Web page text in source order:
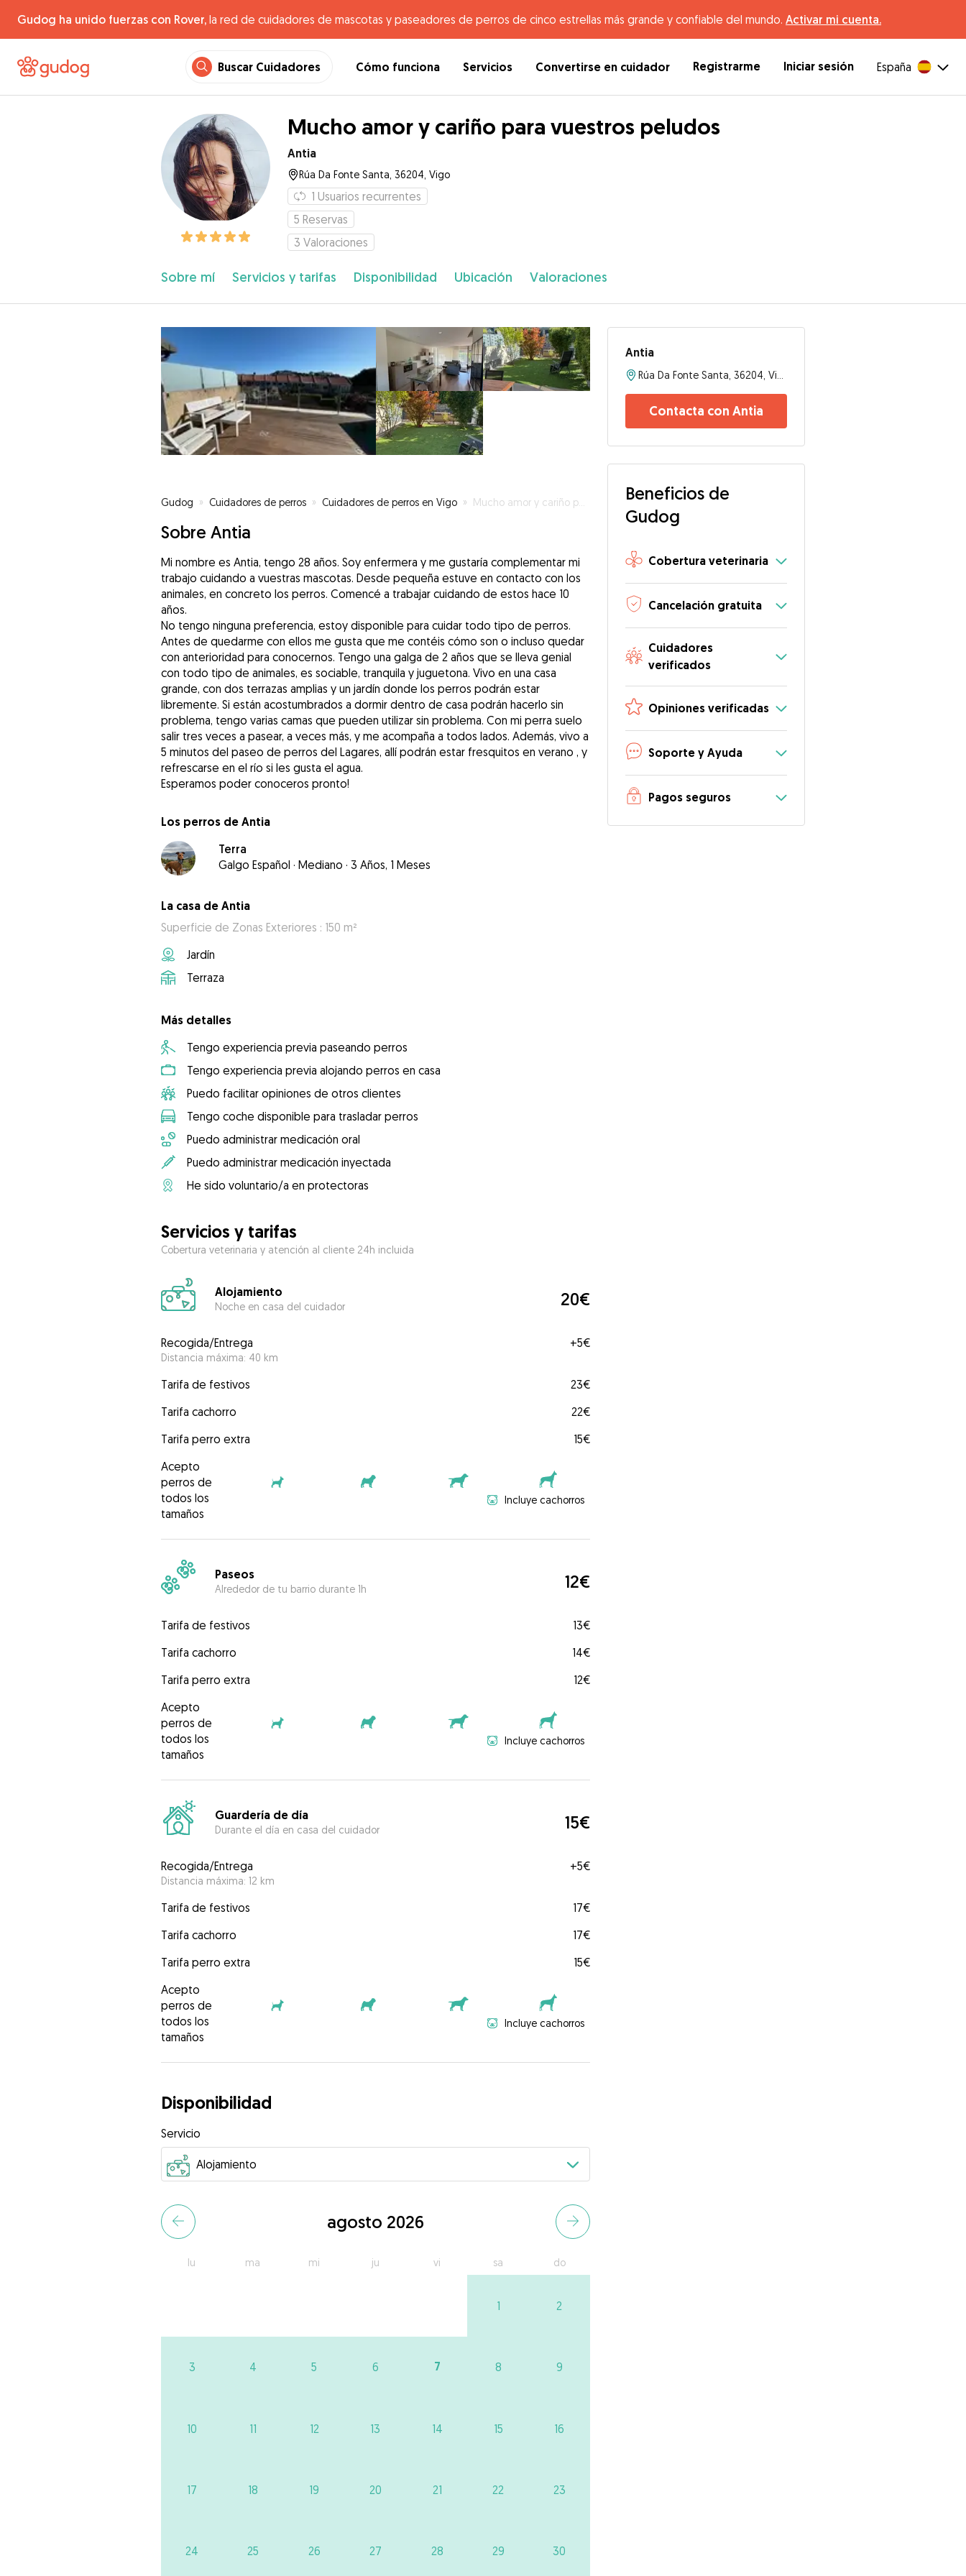
Gudog ha unido fuerzas con Rover, la red de cuidadores de mascotas y paseadores de perros de cinco estrellas más grande y confiable del mundo. Activar mi cuenta.
Buscar Cuidadores Cómo funciona Servicios Convertirse en cuidador Registrarme Iniciar sesión España
Mucho amor y cariño para vuestros peludos
Antia
Rúa Da Fonte Santa, 36204, Vigo
1 Usuarios recurrentes
5 Reservas
3 Valoraciones
Sobre mí Servicios y tarifas Disponibilidad Ubicación Valoraciones
Gudog » Cuidadores de perros » Cuidadores de perros en Vigo » Mucho amor y cariño para vuestros peludos
Sobre Antia
Mi nombre es Antia, tengo 28 años. Soy enfermera y me gustaría complementar mi
trabajo cuidando a vuestras mascotas. Desde pequeña estuve en contacto con los
animales, en concreto los perros. Comencé a trabajar cuidando de estos hace 10
años.
No tengo ninguna preferencia, estoy disponible para cuidar todo tipo de perros.
Antes de quedarme con ellos me gusta que me contéis cómo son o incluso quedar
con anterioridad para conocernos. Tengo una galga de 2 años que se lleva genial
con todo tipo de animales, es sociable, tranquila y juguetona. Vivo en una casa
grande, con dos terrazas amplias y un jardín donde los perros podrán estar
libremente. Si están acostumbrados a dormir dentro de casa podrán hacerlo sin
problema, tengo varias camas que pueden utilizar sin problema. Con mi perra suelo
salir tres veces a pasear, a veces más, y me acompaña a todos lados. Además, vivo a
5 minutos del paseo de perros del Lagares, allí podrán estar fresquitos en verano , y
refrescarse en el río si les gusta el agua.
Los perros de Antia
Terra
Galgo Español · Mediano · 3 Años, 1 Meses
La casa de Antia
Superficie de Zonas Exteriores : 150 m²
Jardín
Terraza
Más detalles
Tengo experiencia previa paseando perros
Tengo experiencia previa alojando perros en casa
Puedo facilitar opiniones de otros clientes
Tengo coche disponible para trasladar perros
Puedo administrar medicación oral
Puedo administrar medicación inyectada
He sido voluntario/a en protectoras
Servicios y tarifas
Cobertura veterinaria y atención al cliente 24h incluida
Alojamiento
Noche en casa del cuidador 20€
Recogida/Entrega
Distancia máxima: 40 km
+5€
Tarifa de festivos
23€
Tarifa cachorro
22€
Tarifa perro extra
15€
Acepto
perros de
todos los
tamaños
Incluye cachorros
Paseos
Alrededor de tu barrio durante 1h 12€
Tarifa de festivos
13€
Tarifa cachorro
14€
Tarifa perro extra
12€
Acepto
perros de
todos los
tamaños
Incluye cachorros
Guardería de día
Durante el día en casa del cuidador 15€
Recogida/Entrega
Distancia máxima: 12 km
+5€
Tarifa de festivos
17€
Tarifa cachorro
17€
Tarifa perro extra
15€
Acepto
perros de
todos los
tamaños
Incluye cachorros
Disponibilidad
Servicio
agosto 2026
lu ma mi ju vi sa do
1 2
3 4 5 6 7 8 9
10 11 12 13 14 15 16
17 18 19 20 21 22 23
24 25 26 27 28 29 30
Antia
Contacta con Antia
Beneficios de
Gudog
Cobertura veterinaria
Cancelación gratuita
Cuidadores
verificados
Opiniones verificadas
Soporte y Ayuda
Pagos seguros